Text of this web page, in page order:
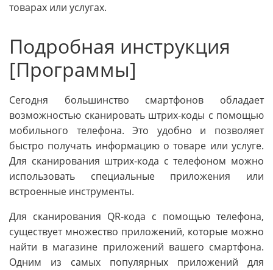
товарах или услугах.
Подробная инструкция
[Программы]
Сегодня большинство смартфонов обладает
возможностью сканировать штрих-коды с помощью
мобильного телефона. Это удобно и позволяет
быстро получать информацию о товаре или услуге.
Для сканирования штрих-кода с телефоном можно
использовать специальные приложения или
встроенные инструменты.
Для сканирования QR-кода с помощью телефона,
существует множество приложений, которые можно
найти в магазине приложений вашего смартфона.
Одним из самых популярных приложений для